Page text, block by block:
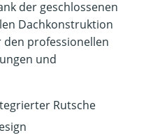
der geschlossenen
Dachkonstruktion
professionellen
und
Rutsche